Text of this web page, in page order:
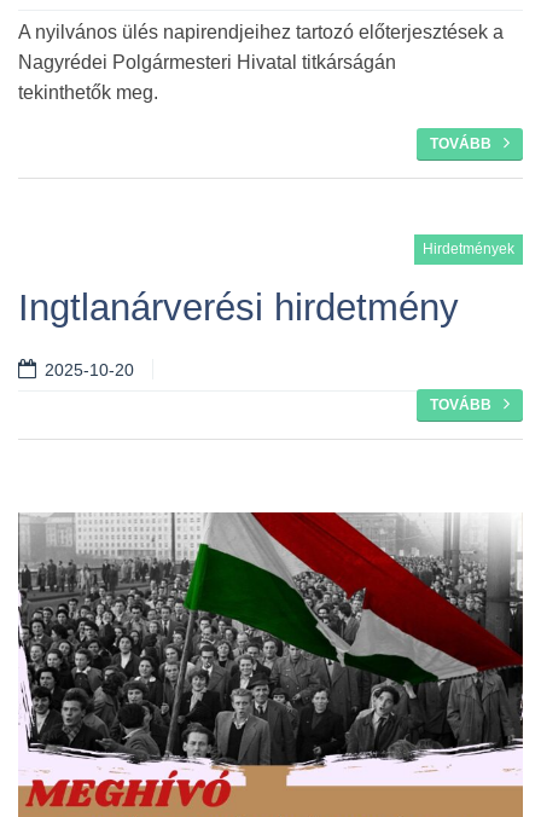
A nyilvános ülés napirendjeihez tartozó előterjesztések a
Nagyrédei Polgármesteri Hivatal titkárságán
tekinthetők meg.
TOVÁBB
Hirdetmények
Ingtlanárverési hirdetmény
2025-10-20
TOVÁBB